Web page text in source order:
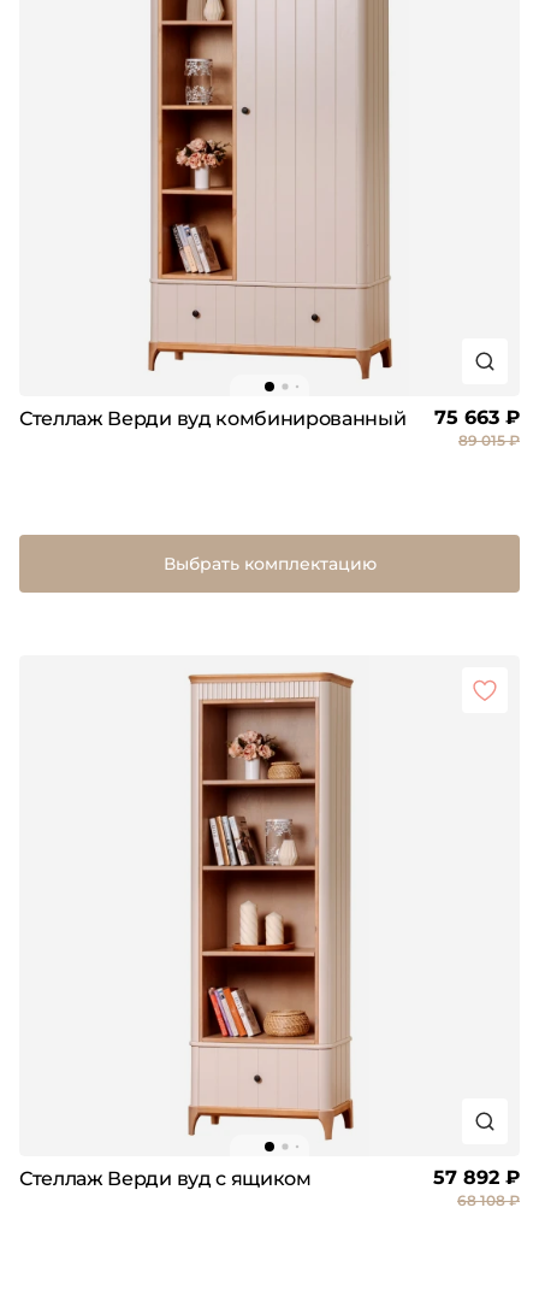
Стеллаж Верди вуд комбинированный 75 663 ₽
89 015 ₽
Выбрать комплектацию
Стеллаж Верди вуд с ящиком 57 892 ₽
68 108 ₽